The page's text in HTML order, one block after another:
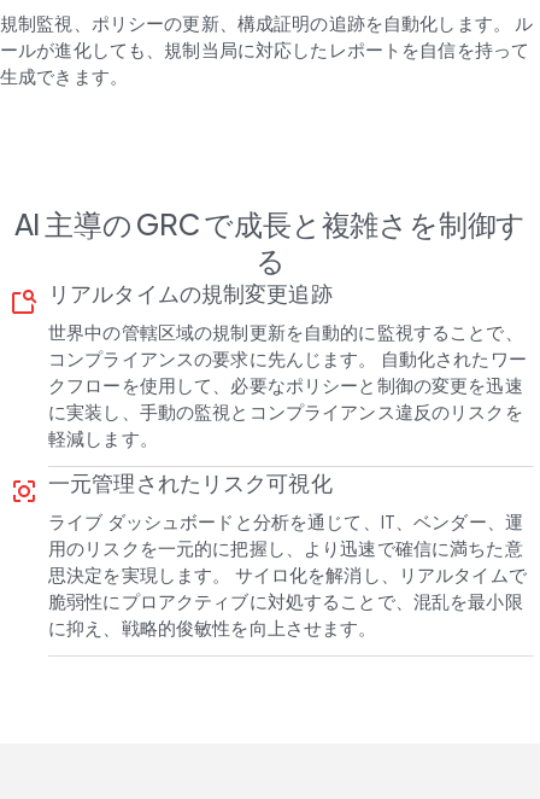
規制監視、ポリシーの更新、構成証明の追跡を自動化します。 ル
ールが進化しても、規制当局に対応したレポートを自信を持って
生成できます。
AI 主導の GRC で成長と複雑さを制御す
る
feature_search リアルタイムの規制変更追跡
世界中の管轄区域の規制更新を自動的に監視することで、
コンプライアンスの要求に先んじます。 自動化されたワー
クフローを使用して、必要なポリシーと制御の変更を迅速
に実装し、手動の監視とコンプライアンス違反のリスクを
軽減します。
center_focus_strong 一元管理されたリスク可視化
ライブ ダッシュボードと分析を通じて、IT、ベンダー、運
用のリスクを一元的に把握し、より迅速で確信に満ちた意
思決定を実現します。 サイロ化を解消し、リアルタイムで
脆弱性にプロアクティブに対処することで、混乱を最小限
に抑え、戦略的俊敏性を向上させます。